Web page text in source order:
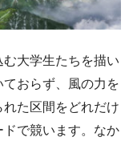
大学生たちを描い
おらず、風の力を
た区間をどれだけ
で競います。なか